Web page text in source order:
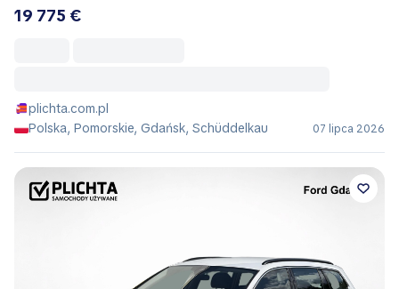
19 775 €
plichta.com.pl
Polska, Pomorskie, Gdańsk, Schüddelkau
07 lipca 2026